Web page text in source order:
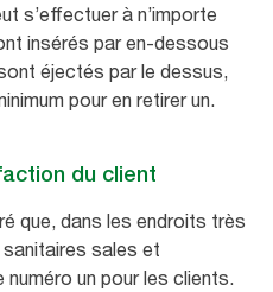
s’effectuer à n’importe
insérés par en-dessous
éjectés par le dessus,
pour en retirer un.
du client
que, dans les endroits très
sales et
un pour les clients.